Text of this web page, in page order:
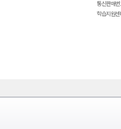
통신판매
학습지원